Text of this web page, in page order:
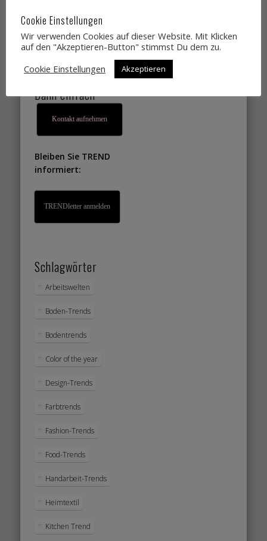
Farbtrends,
Wohntrends,
Lifestyletrends, die
Sie gut verkaufen?
Dann einfach
Kontakt aufnehmen
Bleiben Sie TREND
informiert:
TRENDletter anmelden
Schlagwörter
Arbeitswelten
Boden-Trends
Bodentrends
Color of the year
Design-Trends
Farbtrends
Fashion-Trends
Food-Trends
Handarbeit-Trends
Heimtextil
Kitchen Trend
Cookie Einstellungen
Wir verwenden Cookies auf dieser Website. Mit Klicken
auf den "Akzeptieren-Button" stimmst Du dem zu.
Cookie Einstellungen
Akzeptieren